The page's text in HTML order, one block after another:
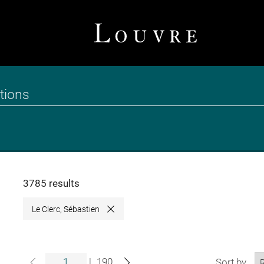
3785 results
Le Clerc, Sébastien Close
| 190